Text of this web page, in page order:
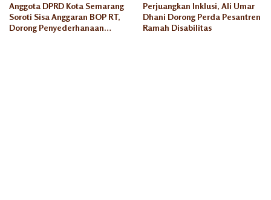
Anggota DPRD Kota Semarang
Soroti Sisa Anggaran BOP RT,
Dorong Penyederhanaan
Perjuangkan Inklusi, Ali Umar
Dhani Dorong Perda Pesantren
Ramah Disabilitas